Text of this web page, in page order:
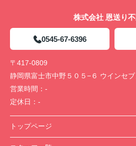
株式会社 恩送り
0545-67-6396
〒417-0809
静岡県富士市中野５０５−６ ウインセ
営業時間： -
定休日： -
トップページ